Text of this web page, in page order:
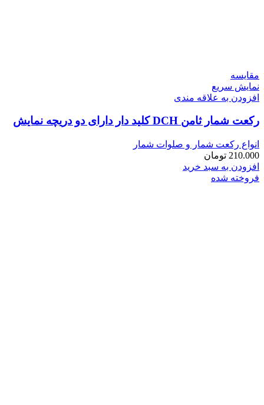
مقايسه
نمایش سریع
افزودن به علاقه مندی
رکعت شمار ثامن DCH کلید دار دارای دو دریچه نمایش
انواع رکعت شمار و صلوات شمار
210.000 تومان
افزودن به سبد خرید
فروخته شده